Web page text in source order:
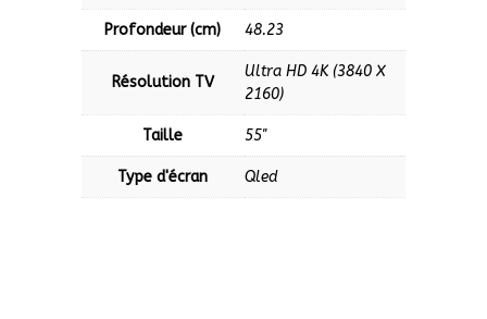
Profondeur (cm) 48.23
Résolution TV
Ultra HD 4K (3840 X
2160)
Taille 55''
Type d'écran Qled